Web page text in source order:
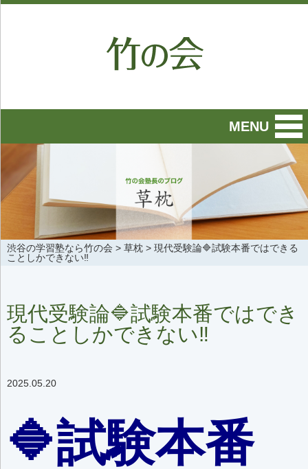
MENU
渋谷の学習塾なら竹の会 > 草枕> 現代受験論🔷試験本番ではできる
ことしかできない‼️
現代受験論🔷試験本番ではでき
ることしかできない‼️
2025.05.20
🔷試験本番